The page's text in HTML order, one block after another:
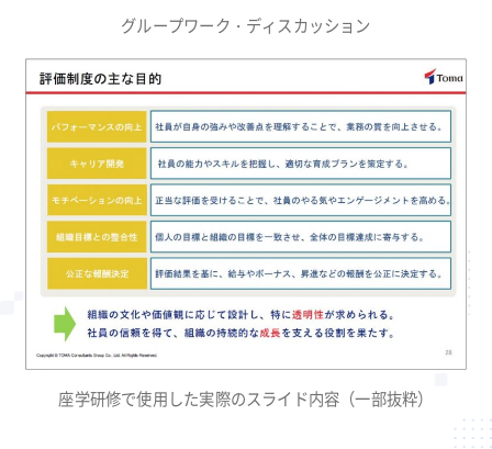
グループワーク・ディスカッション
座学研修で使用した実際のスライド内容（一部抜粋）